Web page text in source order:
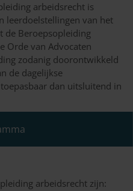
arbeidsrecht is
leerdoelstellingen van het
de Beroepsopleiding
Orde van Advocaten
zodanig doorontwikkeld
de dagelijkse
dan uitsluitend in
arbeidsrecht zijn: